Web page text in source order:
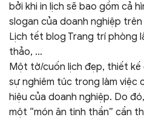
bởi khi in lịch sẽ bao gồm cả
slogan của doanh nghiệp trên
Lịch tết blog Trang trí phòng
thảo, …
Một tờ/cuốn lịch đẹp, thiết kế
sự nghiêm túc trong làm việc
hiệu của doanh nghiệp. Do
một “món ăn tinh thần” cần